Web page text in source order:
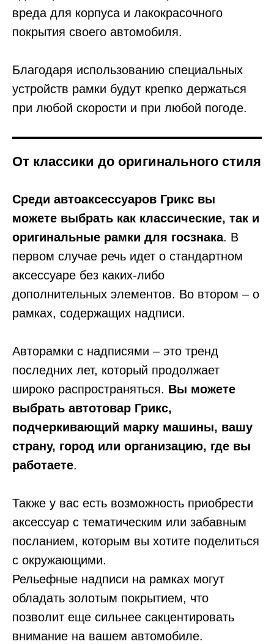
вреда для корпуса и лакокрасочного
покрытия своего автомобиля.
Благодаря использованию специальных
устройств рамки будут крепко держаться
при любой скорости и при любой погоде.
От классики до оригинального стиля
Среди автоаксессуаров Грикс вы
можете выбрать как классические, так и
оригинальные рамки для госзнака. В
первом случае речь идет о стандартном
аксессуаре без каких-либо
дополнительных элементов. Во втором – о
рамках, содержащих надписи.
Авторамки с надписями – это тренд
последних лет, который продолжает
широко распространяться. Вы можете
выбрать автотовар Грикс,
подчеркивающий марку машины, вашу
страну, город или организацию, где вы
работаете.
Также у вас есть возможность приобрести
аксессуар с тематическим или забавным
посланием, которым вы хотите поделиться
с окружающими.
Рельефные надписи на рамках могут
обладать золотым покрытием, что
позволит еще сильнее сакцентировать
внимание на вашем автомобиле.